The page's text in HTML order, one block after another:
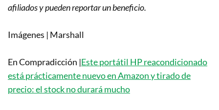
afiliados y pueden reportar un beneficio.
Imágenes | Marshall
En Compradicción |Este portátil HP reacondicionado
está prácticamente nuevo en Amazon y tirado de
precio: el stock no durará mucho